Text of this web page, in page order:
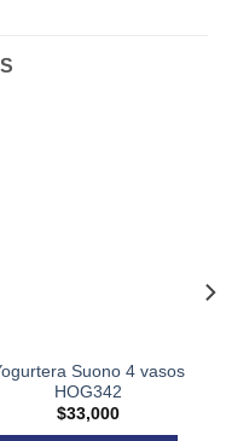
Suono 4 vasos
HOG342
$33,000